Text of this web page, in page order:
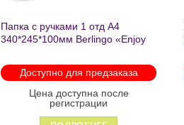
Папка с ручками 1 отд А4
340*245*100мм Berlingo «Enjoy
молнии 1215
Доступно для предзаказа
Цена доступна после
регистрации